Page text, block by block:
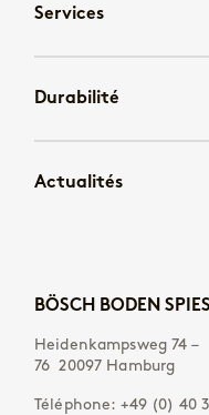
Services
Durabilité
Actualités
BÖSCH BODEN
Heidenkampsweg 74 –
76 20097 Hamburg
Téléphone: +49 (0) 40